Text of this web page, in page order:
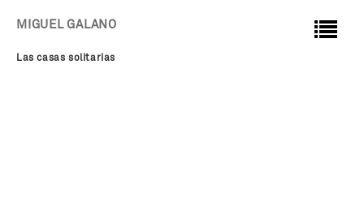
MIGUEL GALANO
Las casas solitarias